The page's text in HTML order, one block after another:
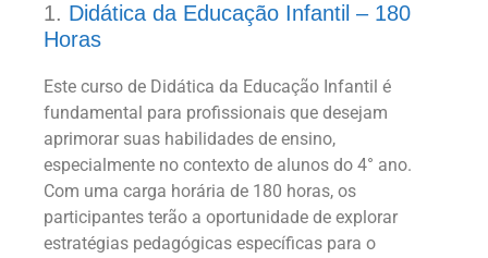
1. Didática da Educação Infantil – 180
Horas
Este curso de Didática da Educação Infantil é
fundamental para profissionais que desejam
aprimorar suas habilidades de ensino,
especialmente no contexto de alunos do 4° ano.
Com uma carga horária de 180 horas, os
participantes terão a oportunidade de explorar
estratégias pedagógicas específicas para o